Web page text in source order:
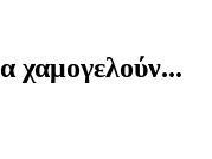
χαμογελούν...